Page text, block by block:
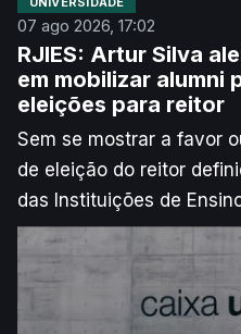
07 ago 2026, 17:02
RJIES: Artur Silva
em mobilizar alumni
eleições para reitor
Sem se mostrar a favor
de eleição do reitor
das Instituições de
novo reitor da
manifestou alguma
implementação do voto
responsável assinala